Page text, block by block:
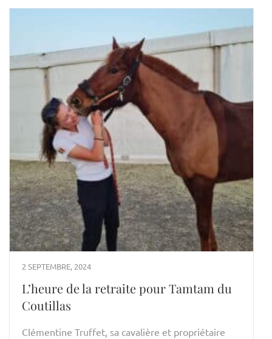
2 SEPTEMBRE, 2024
L’heure de la retraite pour Tamtam du
Coutillas
Clémentine Truffet, sa cavalière et propriétaire